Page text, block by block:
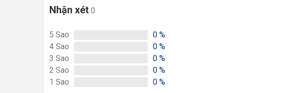
Nhận xét 0
5 Sao 0 %
4 Sao 0 %
3 Sao 0 %
2 Sao 0 %
1 Sao 0 %